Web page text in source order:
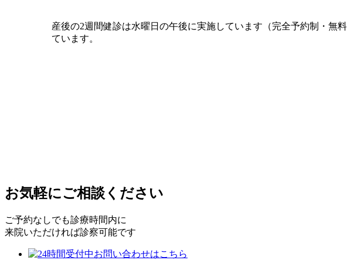
産後の2週間健診は水曜日の午後に実施しています（完全予約制・無
ています。
お気軽にご相談ください
ご予約なしでも診療時間内に
来院いただければ診察可能です